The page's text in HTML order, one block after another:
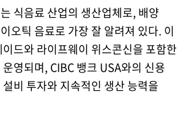
식음료 산업의 생산업체로, 배양
오틱 음료로 가장 잘 알려져 있다. 이
드와 라이프웨이 위스콘신을 포함한
영되며, CIBC 뱅크 USA와의 신용
비 투자와 지속적인 생산 능력을